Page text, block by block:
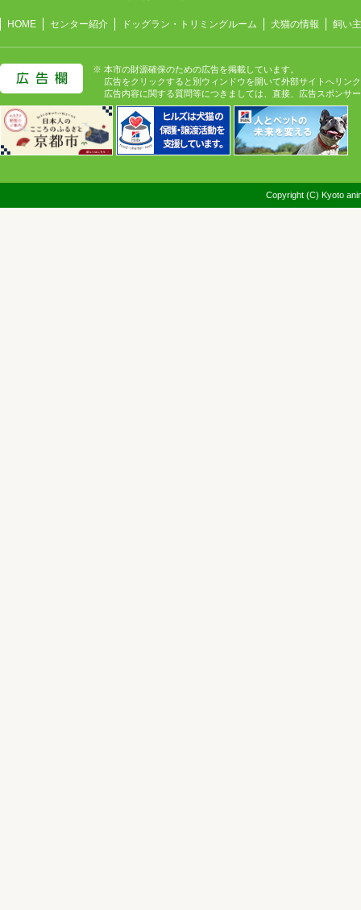
HOME センター紹介 ドッグラン・トリミングルーム 犬猫の情報 飼い
※ 本市の財源確保のための広告を掲載しています。
広告をクリックすると別ウィンドウを開いて外部サイトへリン
広告内容に関する質問等につきましては、直接、広告スポンサ
Copyright (C) Kyoto